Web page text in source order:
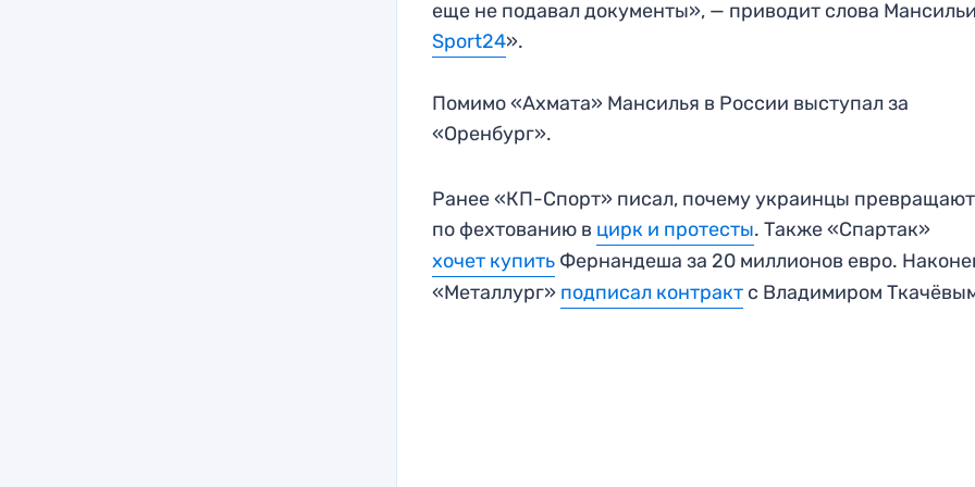
еще не подавал документы», — приводит слова
Sport24».
Помимо «Ахмата» Мансилья в России выступал за
«Оренбург».
Ранее «КП-Спорт» писал, почему украинцы
по фехтованию в цирк и протесты. Также «Спартак»
хочет купить Фернандеша за 20 миллионов евро.
«Металлург» подписал контракт с Владимиром